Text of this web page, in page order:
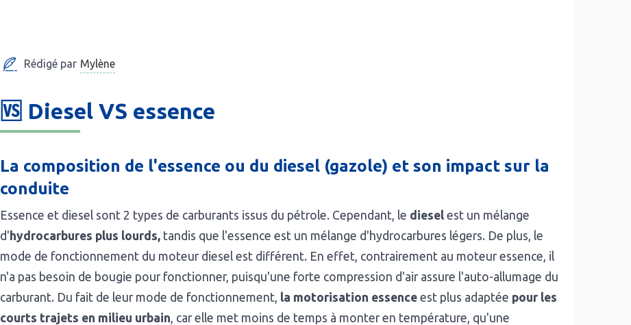
Rédigé par Mylène
🆚 Diesel VS essence
La composition de l'essence ou du diesel (gazole) et son impact sur la
conduite
Essence et diesel sont 2 types de carburants issus du pétrole. Cependant, le diesel est un mélange
d' hydrocarbures plus lourds, tandis que l'essence est un mélange d'hydrocarbures légers. De plus, le
mode de fonctionnement du moteur diesel est différent. En effet, contrairement au moteur essence, il
n'a pas besoin de bougie pour fonctionner, puisqu'une forte compression d'air assure l'auto-allumage du
carburant. Du fait de leur mode de fonctionnement, la motorisation essence est plus adaptée pour les
courts trajets en milieu urbain , car elle met moins de temps à monter en température, qu'une